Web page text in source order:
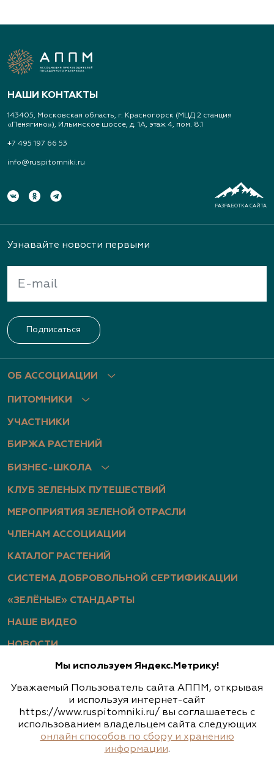
НАШИ КОНТАКТЫ
143405, Московская область, г. Красногорск (МЦД 2 станция
«Пенягино»), Ильинское шоссе, д. 1А, этаж 4, пом. 8.1
+7 495 197 66 53
info@ruspitomniki.ru
РАЗРАБОТКА САЙТА
ОБ АССОЦИАЦИИ
ПИТОМНИКИ
УЧАСТНИКИ
БИРЖА РАСТЕНИЙ
БИЗНЕС-ШКОЛА
КЛУБ ЗЕЛЕНЫХ ПУТЕШЕСТВИЙ
МЕРОПРИЯТИЯ ЗЕЛЕНОЙ ОТРАСЛИ
ЧЛЕНАМ АССОЦИАЦИИ
КАТАЛОГ РАСТЕНИЙ
СИСТЕМА ДОБРОВОЛЬНОЙ СЕРТИФИКАЦИИ
«ЗЕЛЁНЫЕ» СТАНДАРТЫ
НАШЕ ВИДЕО
НОВОСТИ
ФОТОГАЛЕРЕЯ
Узнавайте новости первыми
Подписаться
Политика конфиденциальности
Мы используем Яндекс.Метрику!
Уважаемый Пользователь сайта АППМ, открывая
и используя интернет-сайт
https://www.ruspitomniki.ru/ вы соглашаетесь с
использованием владельцем сайта следующих
онлайн способов по сбору и хранению
информации.